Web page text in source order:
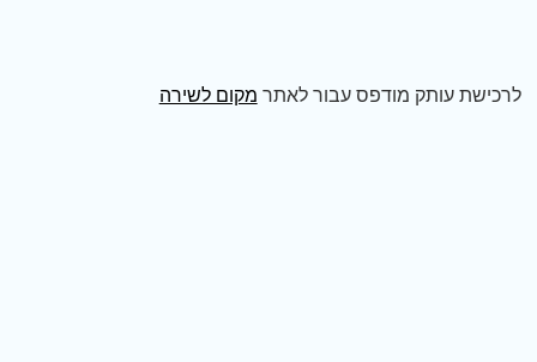
לרכישת עותק מודפס עבור לאתר מקום לשירה